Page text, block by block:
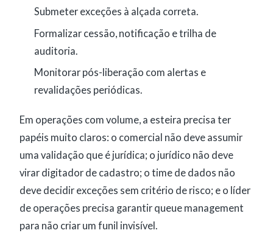
Submeter exceções à alçada correta.
Formalizar cessão, notificação e trilha de
auditoria.
Monitorar pós-liberação com alertas e
revalidações periódicas.
Em operações com volume, a esteira precisa ter
papéis muito claros: o comercial não deve assumir
uma validação que é jurídica; o jurídico não deve
virar digitador de cadastro; o time de dados não
deve decidir exceções sem critério de risco; e o líder
de operações precisa garantir queue management
para não criar um funil invisível.